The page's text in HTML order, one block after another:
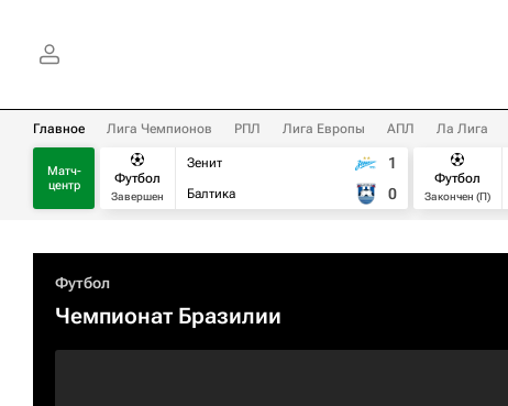
Главное Лига Чемпионов РПЛ Лига Европы АПЛ Ла Лига
Матч-
центр
Футбол
Завершен
Зенит
Балтика
1
0
Футбол
Закончен (П)
Футбол
Чемпионат Бразилии